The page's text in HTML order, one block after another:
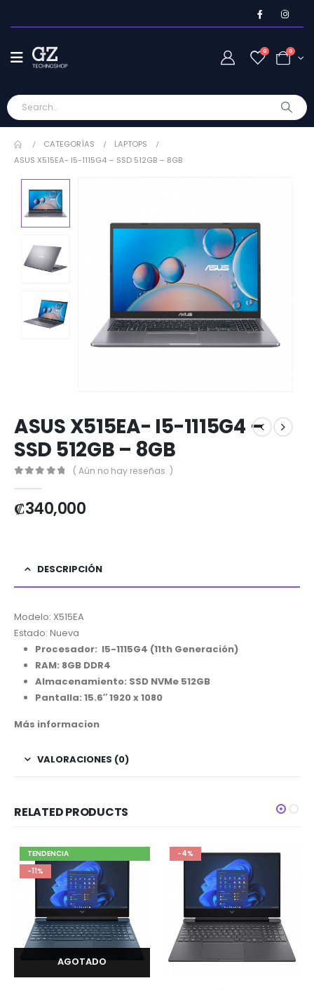
0 0
CATEGORÍAS
LAPTOPS
ASUS X515EA- I5-1115G4 – SSD 512GB – 8GB
ASUS X515EA- I5-1115G4 –
SSD 512GB – 8GB
( Aún no hay reseñas. )
₡340,000
DESCRIPCIÓN
Modelo: X515EA
Estado: Nueva
Procesador: I5-1115G4 (11th Generación)
RAM: 8GB DDR4
Almacenamiento: SSD NVMe 512GB
Pantalla: 15.6″1920 x 1080
Más informacion
VALORACIONES (0)
RELATED PRODUCTS
TENDENCIA
-11%
AGOTADO
-4%